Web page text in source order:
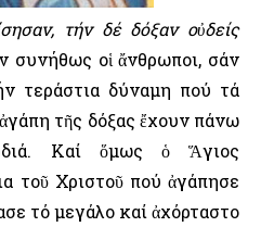
τήν δέ δόξαν οὐδείς
συνήθως οἱ ἄνθρωποι, σάν
τεράστια δύναμη πού τά
τῆς δόξας ἔχουν πάνω
Καί ὅμως ὁ Ἅγιος
τοῦ Χριστοῦ πού ἀγάπησε
τό μεγάλο καί ἀχόρταστο